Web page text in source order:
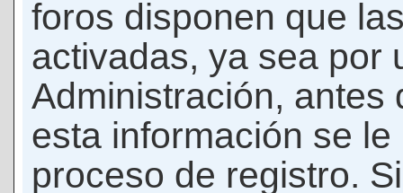
foros disponen que
activadas, ya sea por
Administración, antes
esta información se
proceso de registro.